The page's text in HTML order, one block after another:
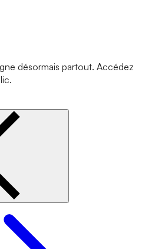
désormais partout. Accédez